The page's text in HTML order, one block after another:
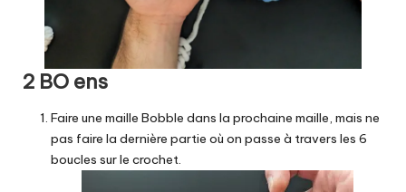
2 BO ens
Faire une maille Bobble dans la prochaine maille, mais ne
pas faire la dernière partie où on passe à travers les 6
boucles sur le crochet.